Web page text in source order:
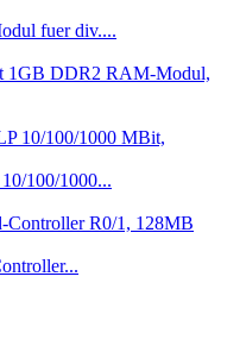
fuer div....
1GB DDR2 RAM-Modul,
100/1000...